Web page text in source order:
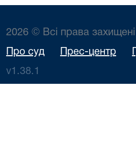
2026 © Всі права захищені
Про суд Прес-центр
v1.38.1